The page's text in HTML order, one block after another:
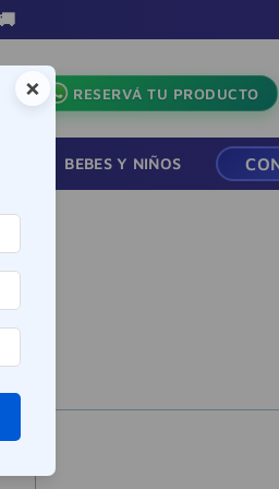
RESERVÁ TU PRODUCTO
BEBES Y NIÑOS
×